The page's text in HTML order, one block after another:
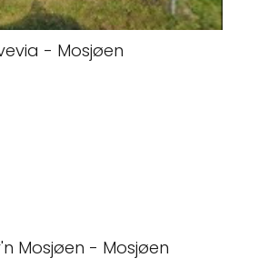
- Mosjøen
Mosjøen - Mosjøen